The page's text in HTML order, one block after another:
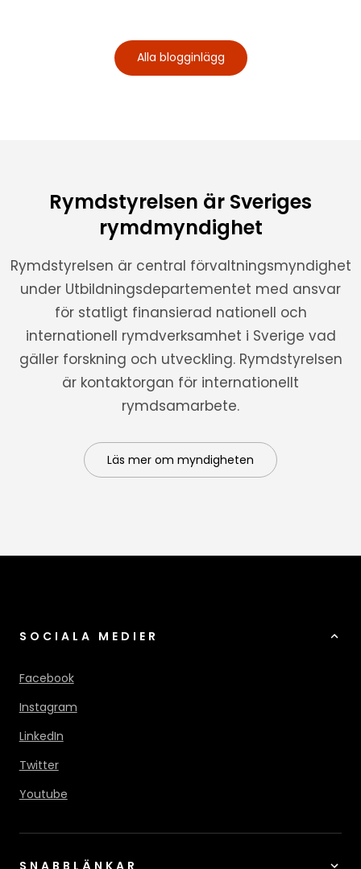
Alla blogginlägg
Rymdstyrelsen är Sveriges
rymdmyndighet
Rymdstyrelsen är central förvaltningsmyndighet
under Utbildningsdepartementet med ansvar
för statligt finansierad nationell och
internationell rymdverksamhet i Sverige vad
gäller forskning och utveckling. Rymdstyrelsen
är kontaktorgan för internationellt
rymdsamarbete.
Läs mer om myndigheten
SOCIALA MEDIER
Facebook
Instagram
LinkedIn
Twitter
Youtube